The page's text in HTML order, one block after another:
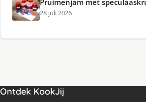
Pruimenjam met
28 juli 2026
Ontdek KookJij